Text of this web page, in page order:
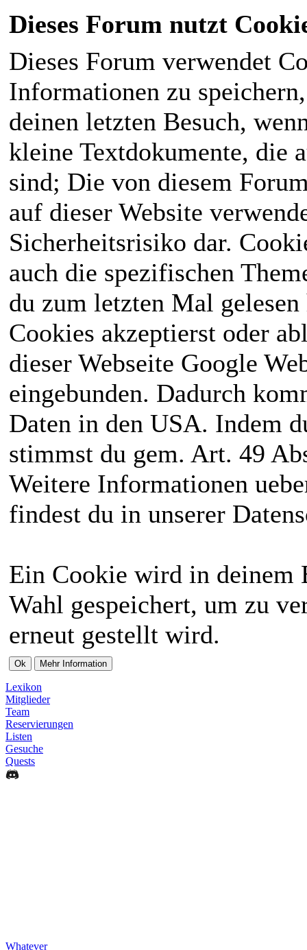
Dieses Forum nutzt
Dieses Forum verwendet
Informationen zu
deinen letzten Besuch,
kleine Textdokumente, die
sind; Die von diesem
auf dieser Website
Sicherheitsrisiko dar.
auch die spezifischen
du zum letzten Mal
Cookies akzeptierst oder
dieser Webseite Google
eingebunden. Dadurch
Daten in den USA. Indem
stimmst du gem. Art. 49
Weitere Informationen
findest du in unserer
Ein Cookie wird in deinem
Wahl gespeichert, um zu
erneut gestellt wird.
Lexikon
Mitglieder
Team
Reservierungen
Listen
Gesuche
Quests
Whatever